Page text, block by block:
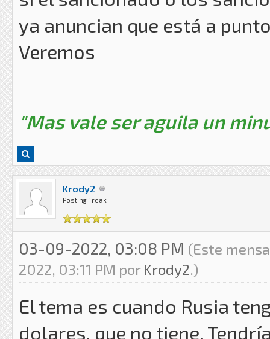
ya anuncian que está a
Veremos
"Mas vale ser aguila un
Krody2
Posting Freak
03-09-2022, 03:08 PM (Este
2022, 03:11 PM por Krody2.)
El tema es cuando Rusia
dolares, que no tiene.